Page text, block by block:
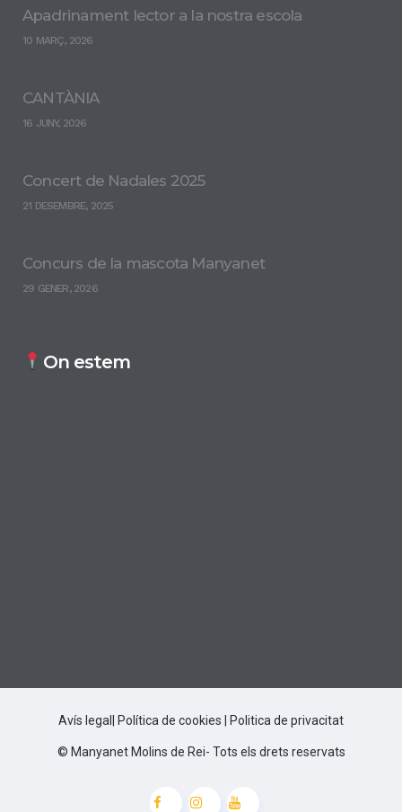
Apadrinament lector a la nostra escola
10 MARÇ, 2026
CANTÀNIA
16 JUNY, 2026
Concert de Nadales 2025
21 DESEMBRE, 2025
Concurs de la mascota Manyanet
29 GENER, 2026
On estem
Avís legal Política de cookies Politica de privacitat
© Manyanet Molins de Rei- Tots els drets reservats